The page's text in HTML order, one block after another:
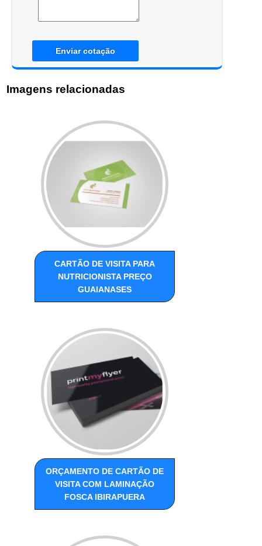
Enviar cotação
Imagens relacionadas
CARTÃO DE VISITA PARA
NUTRICIONISTA PREÇO
GUAIANASES
ORÇAMENTO DE CARTÃO DE
VISITA COM LAMINAÇÃO
FOSCA IBIRAPUERA